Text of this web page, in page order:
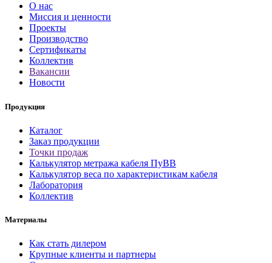
О нас
Миссия и ценности
Проекты
Производство
Сертификаты
Коллектив
Вакансии
Новости
Продукция
Каталог
Заказ продукции
Точки продаж
Калькулятор метража кабеля ПуВВ
Калькулятор веса по характеристикам кабеля
Лаборатория
Коллектив
Материалы
Как стать дилером
Крупные клиенты и партнеры